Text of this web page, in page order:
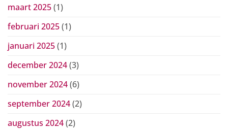
maart 2025(1)
februari 2025(1)
januari 2025(1)
december 2024(3)
november 2024(6)
september 2024(2)
augustus 2024(2)